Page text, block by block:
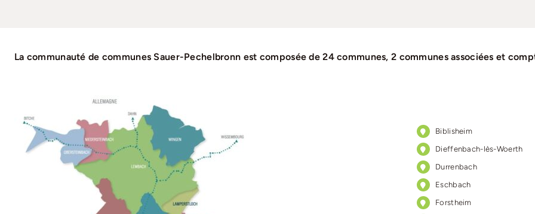
La communauté de communes Sauer-Pechelbronn est composée de 24 communes, 2 communes associées et
Biblisheim
Dieffenbach-lès-Woerth
Durrenbach
Eschbach
Forstheim